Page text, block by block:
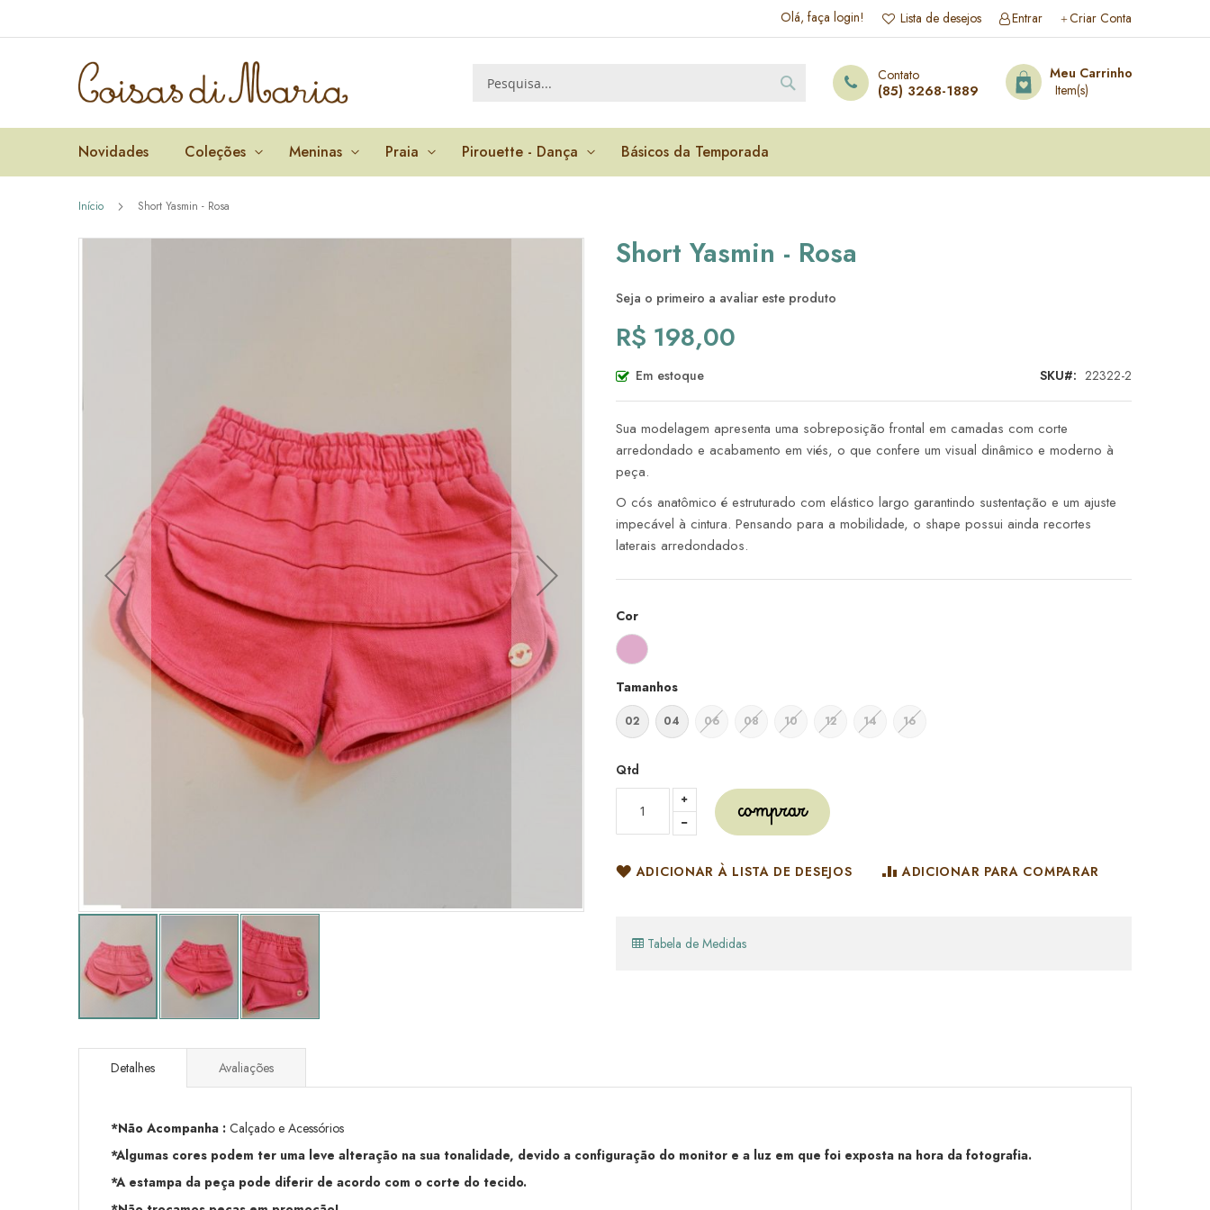
conteúdo
Olá, faça login! Lista de desejos Entrar Criar Conta
Meu Carrinho
Contato
(85) 3268-1889
Pesquisa
Pesquisa
Novidades Coleções Meninas Praia Pirouette - Dança Básicos da Temporada
Início Short Yasmin - Rosa
Short Yasmin - Rosa
Seja o primeiro a avaliar este produto
R$ 198,00
Em estoque SKU 22322-2
Sua modelagem apresenta uma sobreposição frontal em camadas com corte
arredondado e acabamento em viés, o que confere um visual dinâmico e moderno à
peça.
O cós anatômico é estruturado com elástico largo garantindo sustentação e um ajuste
impecável à cintura. Pensando para a mobilidade, o shape possui ainda recortes
laterais arredondados.
Cor
Tamanhos
02 04 06 08 10 12 14 16
Qtd
comprar
ADICIONAR À LISTA DE DESEJOS ADICIONAR PARA COMPARAR
Tabela de Medidas
para
Galeria
imagens
Detalhes
*Não Acompanha : Calçado e Acessórios
*Algumas cores podem ter uma leve alteração na sua tonalidade, devido a configuração do monitor e a luz em que foi exposta na hora da fotografia.
*A estampa da peça pode diferir de acordo com o corte do tecido.
Avaliações